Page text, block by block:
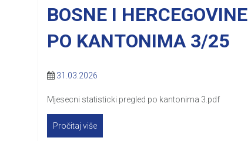
BOSNE I HERCEGOVINE
PO KANTONIMA 3/25
31.03.2026
Mjesecni statisticki pregled po kantonima 3.pdf
Pročitaj više